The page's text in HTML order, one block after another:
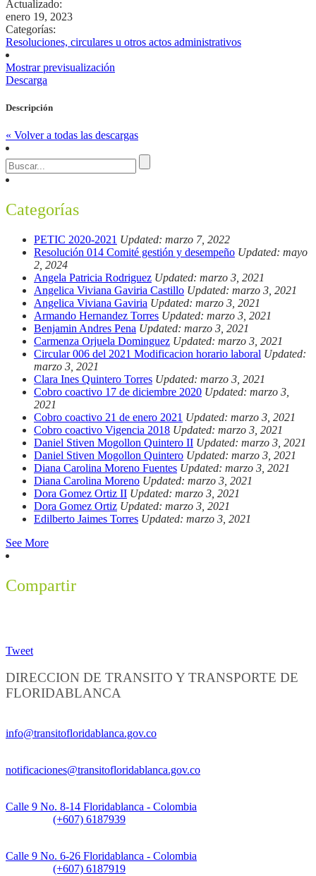
Actualizado:
enero 19, 2023
Categorías:
Resoluciones, circulares u otros actos administrativos
Mostrar previsualización
Descarga
Descripción
« Volver a todas las descargas
Categorías
PETIC 2020-2021 Updated: marzo 7, 2022
Resolución 014 Comité gestión y desempeño Updated: mayo
2, 2024
Angela Patricia Rodriguez Updated: marzo 3, 2021
Angelica Viviana Gaviria Castillo Updated: marzo 3, 2021
Angelica Viviana Gaviria Updated: marzo 3, 2021
Armando Hernandez Torres Updated: marzo 3, 2021
Benjamin Andres Pena Updated: marzo 3, 2021
Carmenza Orjuela Dominguez Updated: marzo 3, 2021
Circular 006 del 2021 Modificacion horario laboral Updated:
marzo 3, 2021
Clara Ines Quintero Torres Updated: marzo 3, 2021
Cobro coactivo 17 de diciembre 2020 Updated: marzo 3,
2021
Cobro coactivo 21 de enero 2021 Updated: marzo 3, 2021
Cobro coactivo Vigencia 2018 Updated: marzo 3, 2021
Daniel Stiven Mogollon Quintero II Updated: marzo 3, 2021
Daniel Stiven Mogollon Quintero Updated: marzo 3, 2021
Diana Carolina Moreno Fuentes Updated: marzo 3, 2021
Diana Carolina Moreno Updated: marzo 3, 2021
Dora Gomez Ortiz II Updated: marzo 3, 2021
Dora Gomez Ortiz Updated: marzo 3, 2021
Edilberto Jaimes Torres Updated: marzo 3, 2021
See More
Compartir
Tweet
DIRECCION DE TRANSITO Y TRANSPORTE DE
FLORIDABLANCA
info@transitofloridablanca.gov.co
notificaciones@transitofloridablanca.gov.co
Calle 9 No. 8-14 Floridablanca - Colombia
(+607) 6187939
Calle 9 No. 6-26 Floridablanca - Colombia
(+607) 6187919